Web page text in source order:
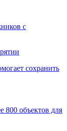
с
сохранить
800 объектов для